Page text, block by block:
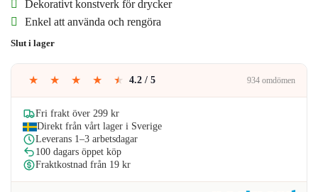
var: är:
Dekorativt konstverk för drycker
Enkel att använda och rengöra
Slut i lager
★ ★ ★ ★ ★ 4.2 / 5 934 omdömen
Fri frakt över 299 kr
Direkt från vårt lager i Sverige
Leverans 1–3 arbetsdagar
100 dagars öppet köp
Fraktkostnad från 19 kr